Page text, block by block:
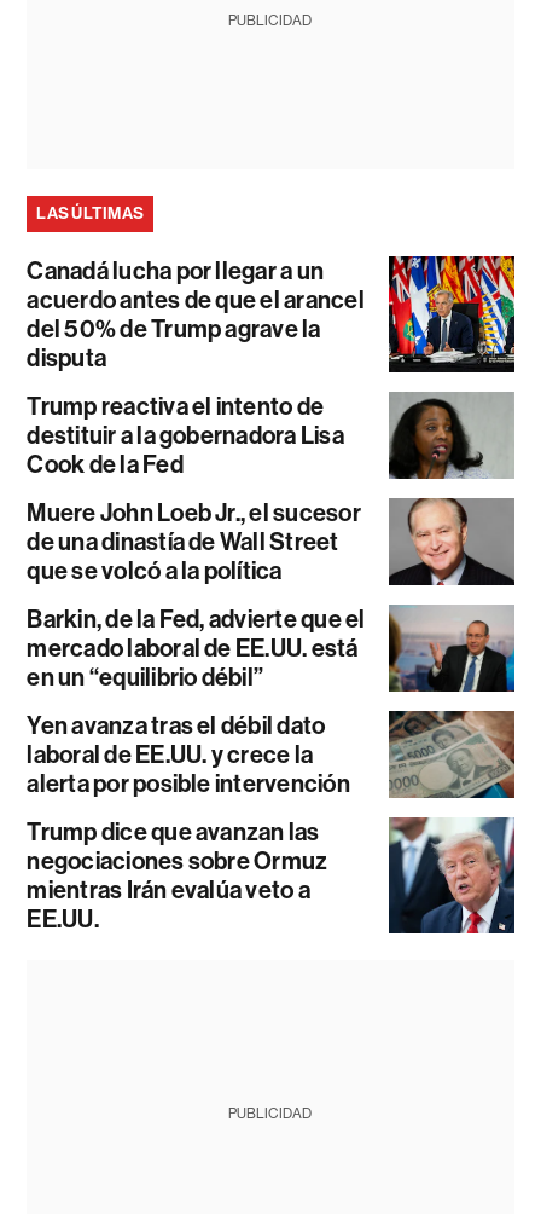
PUBLICIDAD
LAS ÚLTIMAS
Canadá lucha por llegar a un
acuerdo antes de que el arancel
del 50% de Trump agrave la
disputa
Trump reactiva el intento de
destituir a la gobernadora Lisa
Cook de la Fed
Muere John Loeb Jr., el sucesor
de una dinastía de Wall Street
que se volcó a la política
Barkin, de la Fed, advierte que el
mercado laboral de EE.UU. está
en un “equilibrio débil”
Yen avanza tras el débil dato
laboral de EE.UU. y crece la
alerta por posible intervención
Trump dice que avanzan las
negociaciones sobre Ormuz
mientras Irán evalúa veto a
EE.UU.
PUBLICIDAD